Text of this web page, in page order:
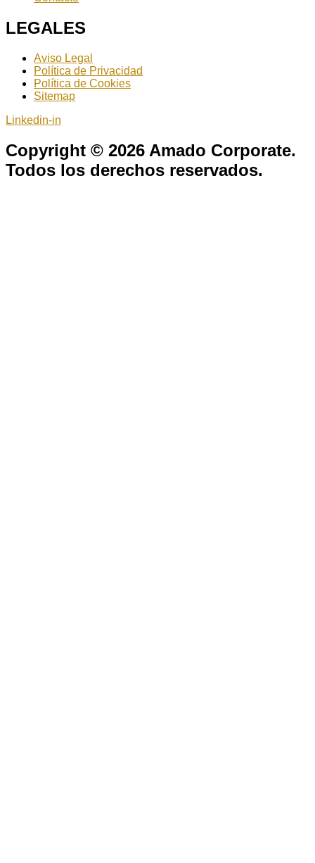
LEGALES
Aviso Legal
Política de Privacidad
Política de Cookies
Sitemap
Linkedin-in
Copyright © 2026 Amado Corporate.
Todos los derechos reservados.